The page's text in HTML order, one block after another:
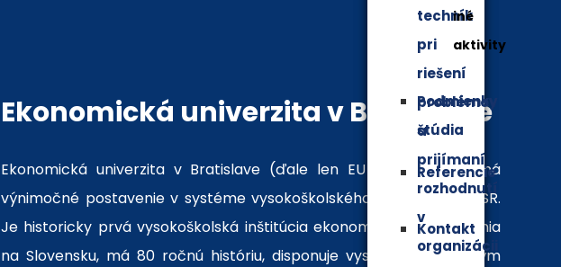
iné
aktivity
Podmienky
štúdia
Referencie
Kontakt
techník
pri
riešení
problémov
a
prijímaní
rozhodnutí
v
organizácii
Ekonomická univerzita v Bratislave
Ekonomická univerzita v Bratislave (ďale len EU v Bratislave) má
výnimočné postavenie v systéme vysokoškolského vzdelávania v SR.
Je historicky prvá vysokoškolská inštitúcia ekonomického zamerania
na Slovensku, má 80 ročnú históriu, disponuje vysokokvalifikovaným